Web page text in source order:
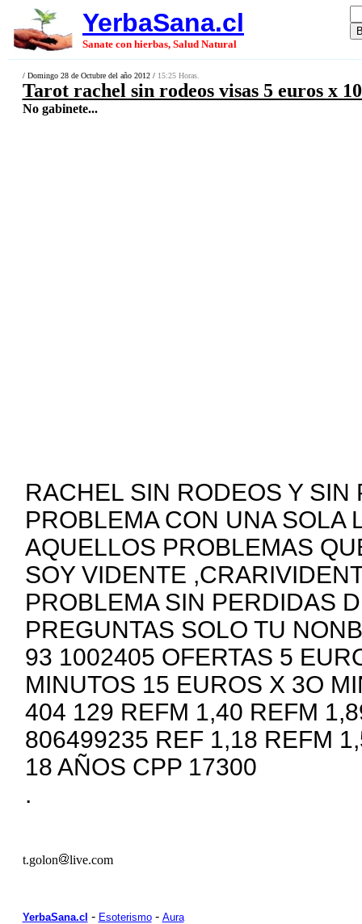
YerbaSana.cl
Sanate con hierbas, Salud Natural
/ Domingo 28 de Octubre del año 2012 / 15:25 Horas.
Tarot rachel sin rodeos visas 5 euros x
No gabinete...
RACHEL SIN RODEOS Y SIN
PROBLEMA CON UNA SOLA
AQUELLOS PROBLEMAS
SOY VIDENTE
PROBLEMA SIN PERDIDAS
PREGUNTAS SOLO TU
93 1002405 OFERTAS 5
MINUTOS 15 EUROS X 3O
404 129 REFM 1,40 REFM
806499235 REF 1,18 REFM
18 AÑOS CPP 17300
.
t.golon live.com
YerbaSana.cl - Esoterismo- Aura